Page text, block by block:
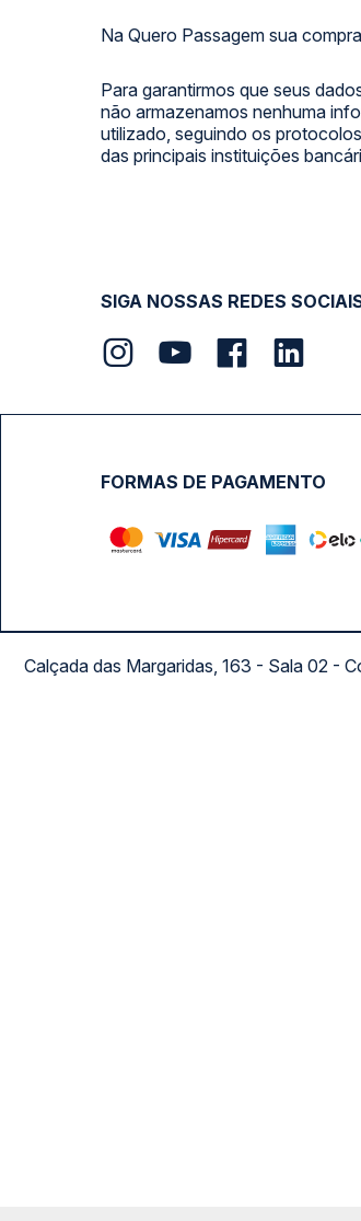
Na Quero Passagem sua
Para garantirmos que seus
não armazenamos nenhuma
utilizado, seguindo os
das principais instituições
SIGA NOSSAS REDES
FORMAS DE PAGAMENTO
Calçada das Margaridas, 163 - Sala 02 -